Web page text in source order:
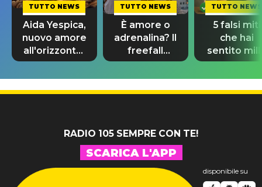
TUTTO NEWS
Aida Yespica,
nuovo amore
all'orizzonte:
al suo fianco
c'è Giovanni
TUTTO NEWS
È amore o
adrenalina? Il
freefall
dating
confonde
tutti
TUTTO NEWS
5 falsi miti
che hai
sentito
volte e
ancora
RADIO 105 SEMPRE CON TE!
SCARICA L'APP
disponibile su